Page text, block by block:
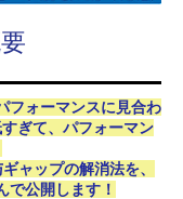
フォーマンスに見合わ
ぎて、パフォーマン
ャップの解消法を、
で公開します！